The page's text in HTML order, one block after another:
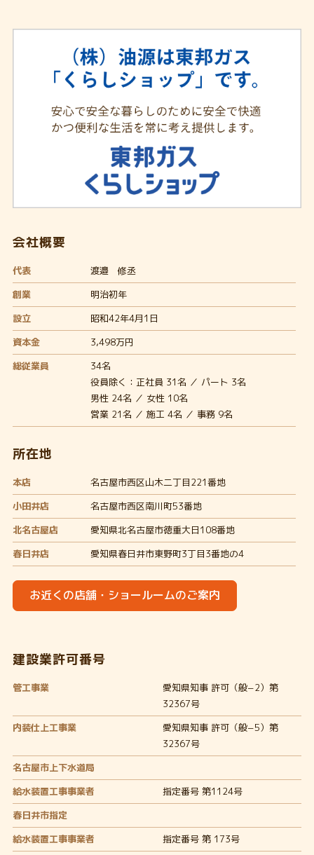
会社概要
代表
渡邉 修丞
創業
明治初年
設立
昭和42年4月1日
資本金
3,498万円
総従業員
34名
役員除く：正社員 31名 ／ パート 3名
男性 24名 ／ 女性 10名
営業 21名 ／ 施工 4名 ／ 事務 9名
所在地
本店
名古屋市西区山木二丁目221番地
小田井店
名古屋市西区南川町53番地
北名古屋店
愛知県北名古屋市徳重大日108番地
春日井店
愛知県春日井市東野町3丁目3番地の4
お近くの店舗・ショールームのご案内
建設業許可番号
管工事業
愛知県知事 許可（般−2）第
32367号
内装仕上工事業
愛知県知事 許可（般−5）第
32367号
名古屋市上下水道局
給水装置工事事業者
指定番号 第1124号
春日井市指定
給水装置工事事業者
指定番号 第 173号